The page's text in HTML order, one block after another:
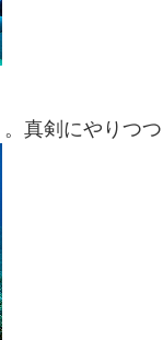
。真剣にやりつ